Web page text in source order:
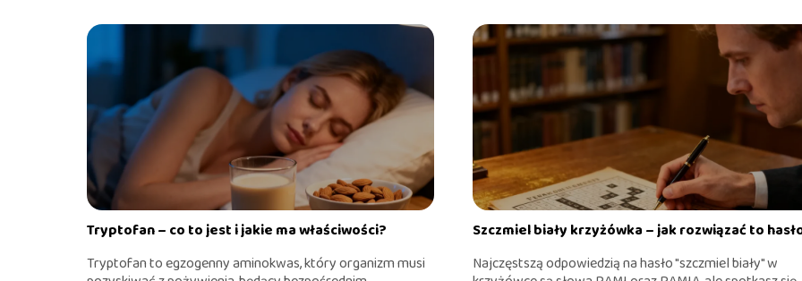
Tryptofan – co to jest i jakie ma właściwości?
Tryptofan to egzogenny aminokwas, który organizm musi
Szczmiel biały krzyżówka – jak rozwiązać to
Najczęstszą odpowiedzią na hasło "szczmiel biały" w